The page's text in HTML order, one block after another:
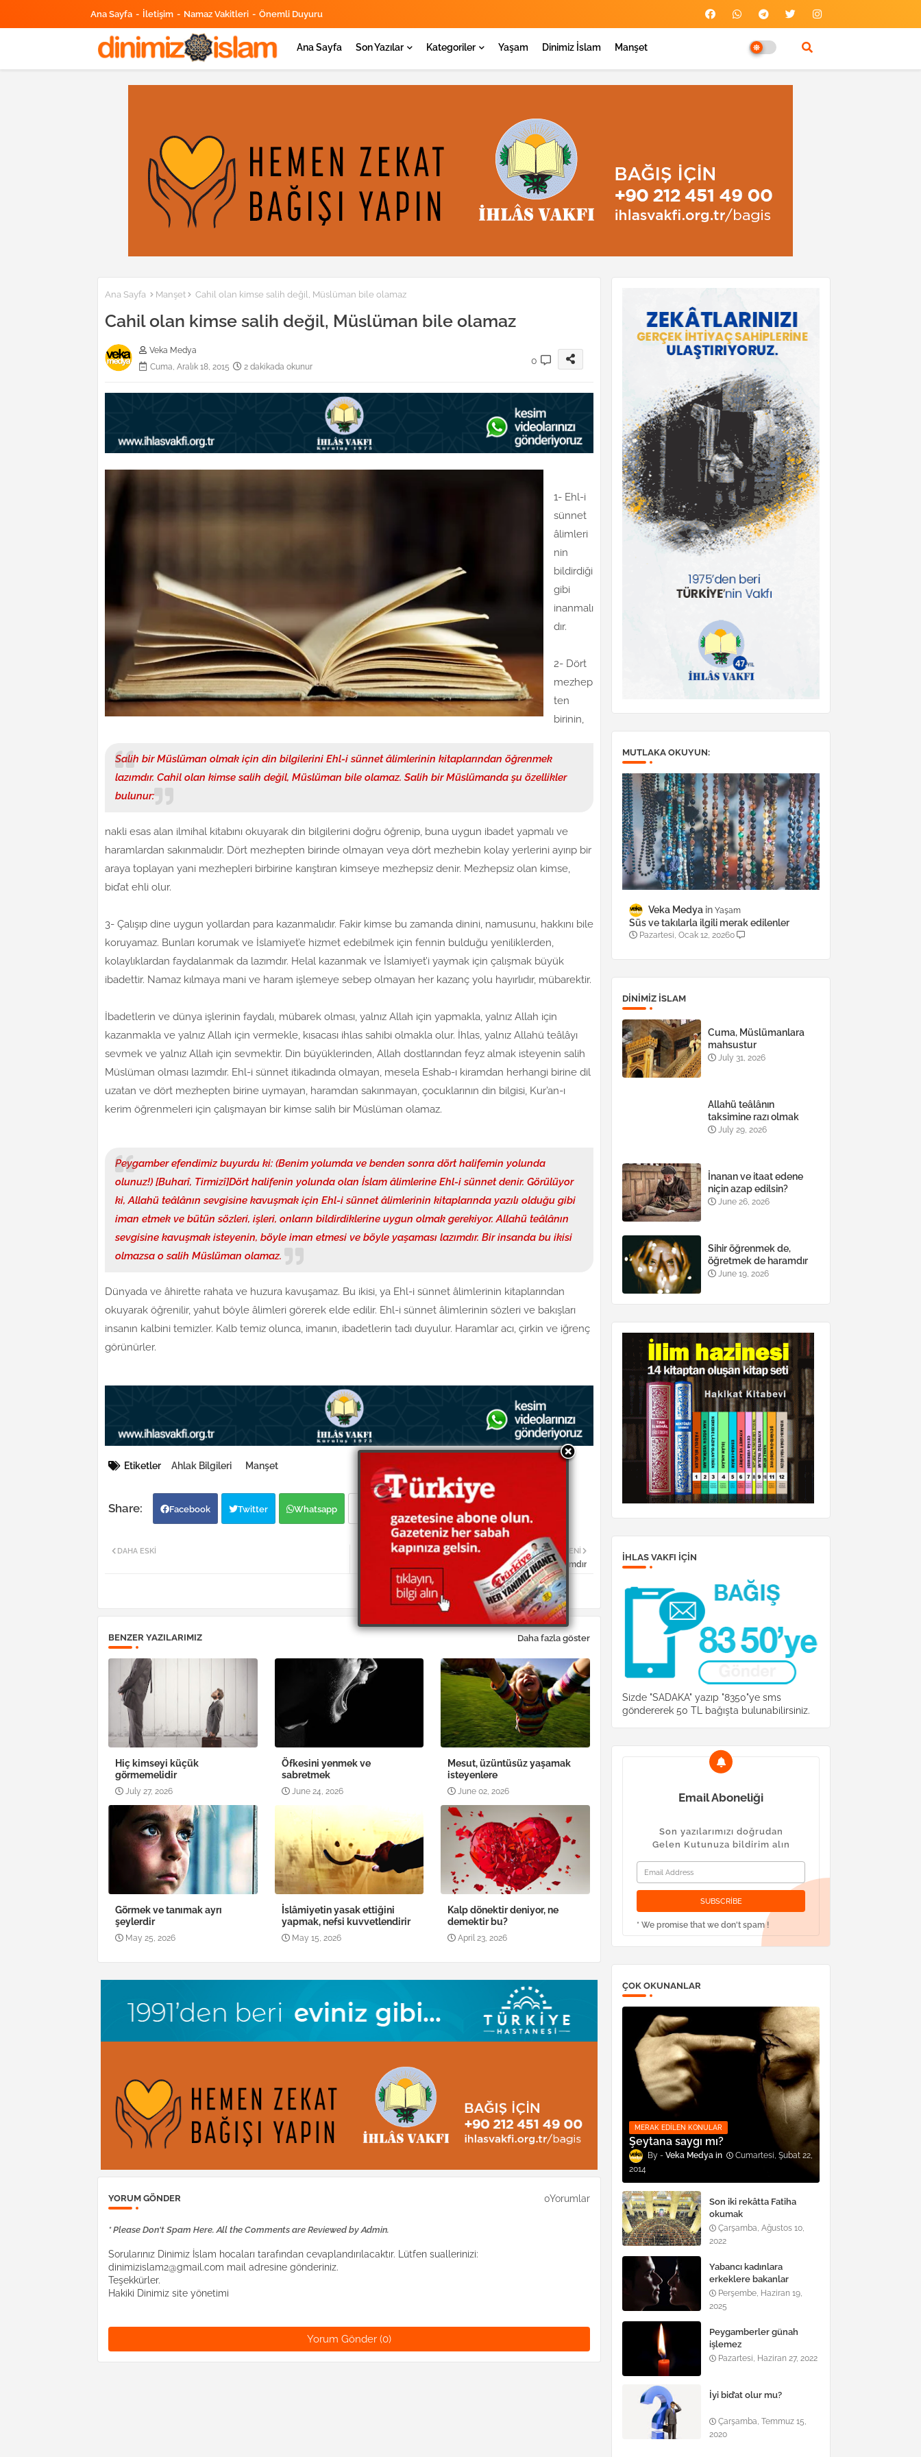
Ana Sayfa İletişim Namaz Vakitleri Önemli Duyuru
Ana Sayfa Son Yazılar Kategoriler Yaşam Dinimiz İslam Manşet
Ana Sayfa Manşet Cahil olan kimse salih değil, Müslüman bile olamaz
Cahil olan kimse salih değil, Müslüman bile olamaz
Veka Medya
Cuma, Aralık 18, 2015
2 dakikada okunur
0
Salih bir Müslüman olmak için din bilgilerini Ehl-i sünnet âlimlerinin kitaplarından öğrenmek
lazımdır. Cahil olan kimse salih değil, Müslüman bile olamaz. Salih bir Müslümanda şu özellikler
bulunur:
1- Ehl-i
sünnet
âlimleri
nin
bildirdiği
gibi
inanmalı
dır.
2- Dört
mezhep
ten
birinin,
nakli esas alan ilmihal kitabını okuyarak din bilgilerini doğru öğrenip, buna uygun ibadet yapmalı ve
haramlardan sakınmalıdır. Dört mezhepten birinde olmayan veya dört mezhebin kolay yerlerini ayırıp bir
araya toplayan yani mezhepleri birbirine karıştıran kimseye mezhepsiz denir. Mezhepsiz olan kimse,
bid’at ehli olur.
3- Çalışıp dine uygun yollardan para kazanmalıdır. Fakir kimse bu zamanda dinini, namusunu, hakkını bile
koruyamaz. Bunları korumak ve İslamiyet’e hizmet edebilmek için fennin bulduğu yeniliklerden,
kolaylıklardan faydalanmak da lazımdır. Helal kazanmak ve İslamiyet’i yaymak için çalışmak büyük
ibadettir. Namaz kılmaya mani ve haram işlemeye sebep olmayan her kazanç yolu hayırlıdır, mübarektir.
İbadetlerin ve dünya işlerinin faydalı, mübarek olması, yalnız Allah için yapmakla, yalnız Allah için
kazanmakla ve yalnız Allah için vermekle, kısacası ihlas sahibi olmakla olur. İhlas, yalnız Allahü teâlâyı
sevmek ve yalnız Allah için sevmektir. Din büyüklerinden, Allah dostlarından feyz almak isteyenin salih
Müslüman olması lazımdır. Ehl-i sünnet itikadında olmayan, mesela Eshab-ı kiramdan herhangi birine dil
uzatan ve dört mezhepten birine uymayan, haramdan sakınmayan, çocuklarının din bilgisi, Kur’an-ı
kerim öğrenmeleri için çalışmayan bir kimse salih bir Müslüman olamaz.
Peygamber efendimiz buyurdu ki: (Benim yolumda ve benden sonra dört halifemin yolunda
olunuz!) [Buharî, Tirmizî]Dört halifenin yolunda olan İslam âlimlerine Ehl-i sünnet denir. Görülüyor
ki, Allahü teâlânın sevgisine kavuşmak için Ehl-i sünnet âlimlerinin kitaplarında yazılı olduğu gibi
iman etmek ve bütün sözleri, işleri, onların bildirdiklerine uygun olmak gerekiyor. Allahü teâlânın
sevgisine kavuşmak isteyenin, böyle iman etmesi ve böyle yaşaması lazımdır. Bir insanda bu ikisi
olmazsa o salih Müslüman olamaz.
Dünyada ve âhirette rahata ve huzura kavuşamaz. Bu ikisi, ya Ehl-i sünnet âlimlerinin kitaplarından
okuyarak öğrenilir, yahut böyle âlimleri görerek elde edilir. Ehl-i sünnet âlimlerinin sözleri ve bakışları
insanın kalbini temizler. Kalb temiz olunca, imanın, ibadetlerin tadı duyulur. Haramlar acı, çirkin ve iğrenç
görünürler.
Etiketler Ahlak Bilgileri Manşet
Facebook Twitter Whatsapp
DAHA YENI
Helal kazanabilmek için, önce helali öğrenmek lazımdır
DAHA ESKI
BENZER YAZILARIMIZ Daha fazla göster
Hiç kimseyi küçük
görmemelidir
July 27, 2026
Öfkesini yenmek ve
sabretmek
June 24, 2026
Mesut, üzüntüsüz yaşamak
isteyenlere
June 02, 2026
Görmek ve tanımak ayrı
şeylerdir
May 25, 2026
İslâmiyetin yasak ettiğini
yapmak, nefsi kuvvetlendirir
May 15, 2026
Kalp dönektir deniyor, ne
demektir bu?
April 23, 2026
YORUM GÖNDER 0Yorumlar
* Please Don't Spam Here. All the Comments are Reviewed by Admin.
Sorularınız Dinimiz İslam hocaları tarafından cevaplandırılacaktır. Lütfen suallerinizi:
dinimizislam2@gmail.com mail adresine gönderiniz.
Teşekkürler.
Hakiki Dinimiz site yönetimi
Yorum Gönder (0)
MUTLAKA OKUYUN:
Veka Medya Yaşam
Süs ve takılarla ilgili merak edilenler
Pazartesi, Ocak 12, 20260
DINIMIZ ISLAM
Cuma, Müslümanlara
mahsustur
July 31, 2026
Allahü teâlânın
taksimine razı olmak
July 29, 2026
İnanan ve itaat edene
niçin azap edilsin?
June 26, 2026
Sihir öğrenmek de,
öğretmek de haramdır
June 19, 2026
İHLAS VAKFI IÇIN
Sizde "SADAKA" yazıp "8350"ye sms
göndererek 50 TL bağışta bulunabilirsiniz.
Email Aboneliği
Son yazılarımızı doğrudan
Gelen Kutunuza bildirim alın
* We promise that we don't spam !
ÇOK OKUNANLAR
MERAK EDILEN KONULAR
Şeytana saygı mı?
Veka Medya
Cumartesi, Şubat 22,
2014
Son iki rekâtta Fatiha
okumak
Çarşamba, Ağustos 10,
2022
Yabancı kadınlara
erkeklere bakanlar
Perşembe, Haziran 19,
2025
Peygamberler günah
işlemez
Pazartesi, Haziran 27, 2022
İyi bid’at olur mu?
Çarşamba, Temmuz 15,
2020